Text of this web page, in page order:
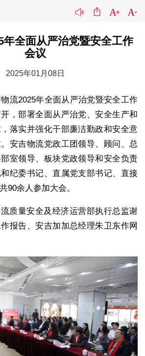
年全面从严治党暨安全工作
会议
2025年01月08日
流2025年全面从严治党暨安全工作
，部署全面从严治党、安全生产和
落实并强化干部廉洁勤政和安全意
安吉物流党政工团领导、顾问、总
室领导、板块党政领导和安全负责
纪委书记、直属党支部书记、直接
90余人参加大会。
质量安全及经济运营部执行总监谢
报告、安吉加加总经理朱卫东作网